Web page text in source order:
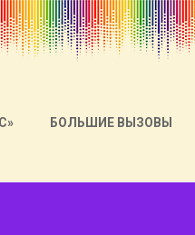
БОЛЬШИЕ ВЫЗОВЫ